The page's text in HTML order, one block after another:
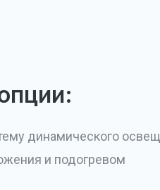
динамического
и подогревом